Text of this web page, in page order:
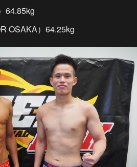
64.85kg
OSAKA）64.25kg